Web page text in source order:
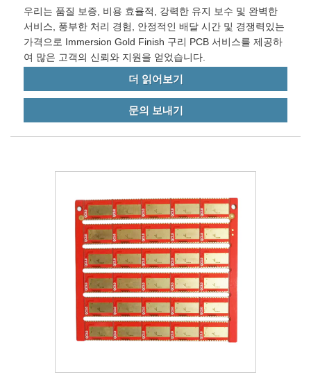
우리는 품질 보증, 비용 효율적, 강력한 유지 보수 및 완벽한
서비스, 풍부한 처리 경험, 안정적인 배달 시간 및 경쟁력있는
가격으로 Immersion Gold Finish 구리 PCB 서비스를 제공하
여 많은 고객의 신뢰와 지원을 얻었습니다.
더 읽어보기
문의 보내기